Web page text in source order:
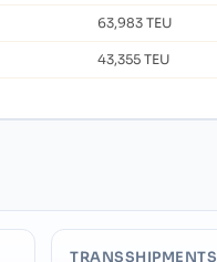
63,983 TEU
43,355 TEU
TRANSSHIPMENTS